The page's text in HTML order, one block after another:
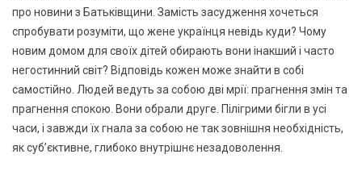
про новини з Батьківщини. Замість засудження хочеться
спробувати розуміти, що жене українця невідь куди? Чому
новим домом для своїх дітей обирають вони інакший і часто
негостинний світ? Відповідь кожен може знайти в собі
самостійно. Людей ведуть за собою дві мрії: прагнення змін та
прагнення спокою. Вони обрали друге. Пілігрими бігли в усі
часи, і завжди їх гнала за собою не так зовнішня необхідність,
як суб’єктивне, глибоко внутрішнє незадоволення.